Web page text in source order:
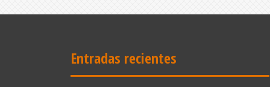
Entradas recientes